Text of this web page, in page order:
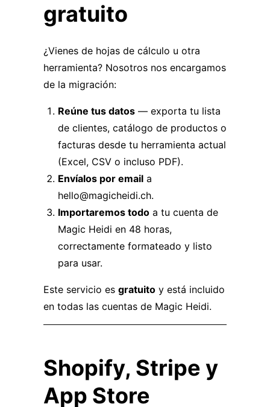
gratuito
¿Vienes de hojas de cálculo u otra
herramienta? Nosotros nos encargamos
de la migración:
Reúne tus datos — exporta tu lista
de clientes, catálogo de productos o
facturas desde tu herramienta actual
(Excel, CSV o incluso PDF).
Envíalos por email a
hello@magicheidi.ch.
Importaremos todo a tu cuenta de
Magic Heidi en 48 horas,
correctamente formateado y listo
para usar.
Este servicio es gratuito y está incluido
en todas las cuentas de Magic Heidi.
Shopify, Stripe y
App Store